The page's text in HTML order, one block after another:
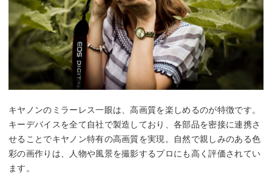
キヤノンのミラーレス一眼は、高画質を楽しめるのが特徴です。
キーデバイスを全て自社で製造しており、各部品を密接に連携さ
せることでキヤノン特有の高画質を実現。自然で親しみのある色
彩の画作りは、人物や風景を撮影するプロにも高く評価されてい
ます。